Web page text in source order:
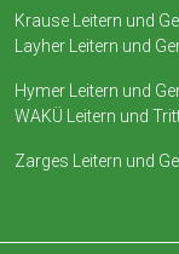
Krause Leitern und
Layher Leitern und
Hymer Leitern und
WAKÜ Leitern und
Zarges Leitern und